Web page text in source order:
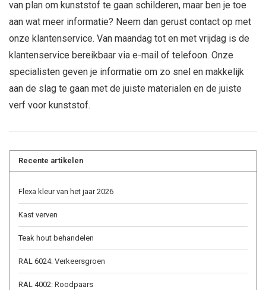
van plan om kunststof te gaan schilderen, maar ben je toe
aan wat meer informatie? Neem dan gerust contact op met
onze klantenservice. Van maandag tot en met vrijdag is de
klantenservice bereikbaar via e-mail of telefoon. Onze
specialisten geven je informatie om zo snel en makkelijk
aan de slag te gaan met de juiste materialen en de juiste
verf voor kunststof.
Recente artikelen
Flexa kleur van het jaar 2026
Kast verven
Teak hout behandelen
RAL 6024: Verkeersgroen
RAL 4002: Roodpaars